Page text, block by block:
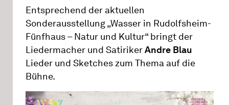
Entsprechend der aktuellen
Sonderausstellung „Wasser in Rudolfsheim-
Fünfhaus – Natur und Kultur“ bringt der
Liedermacher und SatirikerAndre Blau
Lieder und Sketches zum Thema auf die
Bühne.